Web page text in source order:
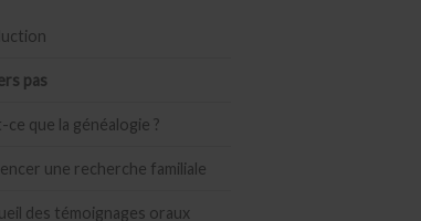
pas
ce que la généalogie ?
une recherche familiale
des témoignages oraux